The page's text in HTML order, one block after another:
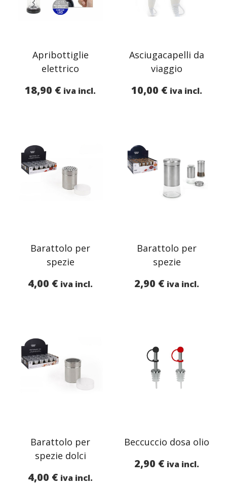
Apribottiglie
elettrico
18,90 € iva incl.
Asciugacapelli da
viaggio
10,00 € iva incl.
Barattolo per
spezie
4,00 € iva incl.
Barattolo per
spezie
2,90 € iva incl.
Barattolo per
spezie dolci
4,00 € iva incl.
Beccuccio dosa olio
2,90 € iva incl.